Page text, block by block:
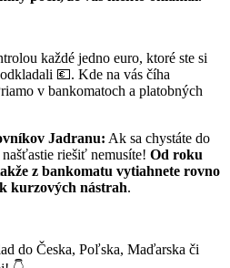
každé jedno euro, ktoré ste si
💶. Kde na vás číha
v bankomatoch a platobných
Jadranu: Ak sa chystáte do
riešiť nemusíte! Od roku
z bankomatu vytiahnete rovno
kurzových nástrah.
do Česka, Poľska, Maďarska či